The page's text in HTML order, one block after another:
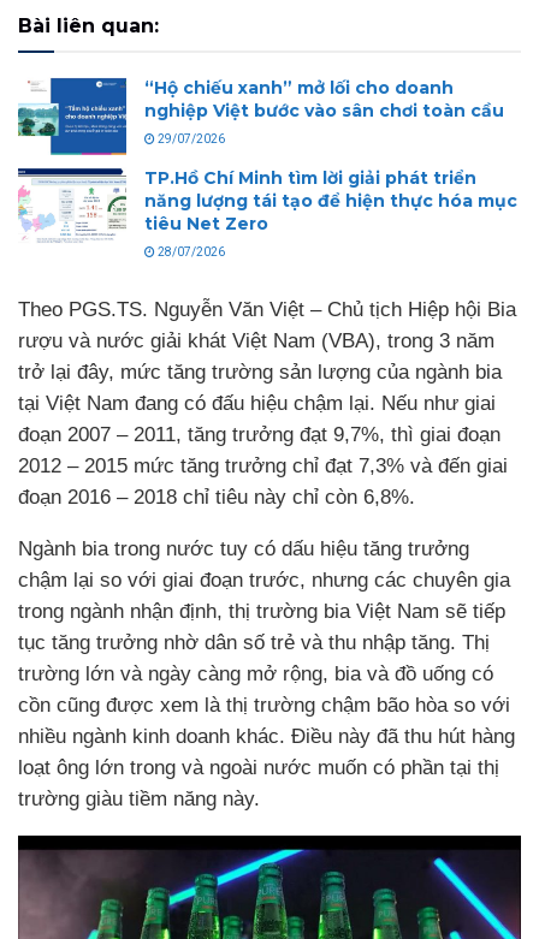
Bài liên quan:
“Hộ chiếu xanh” mở lối cho doanh
nghiệp Việt bước vào sân chơi toàn cầu
29/07/2026
TP.Hồ Chí Minh tìm lời giải phát triển
năng lượng tái tạo để hiện thực hóa mục
tiêu Net Zero
28/07/2026
Theo PGS.TS. Nguyễn Văn Việt – Chủ tịch Hiệp hội Bia
rượu và nước giải khát Việt Nam (VBA), trong 3 năm
trở lại đây, mức tăng trường sản lượng của ngành bia
tại Việt Nam đang có đấu hiệu chậm lại. Nếu như giai
đoạn 2007 – 2011, tăng trưởng đạt 9,7%, thì giai đoạn
2012 – 2015 mức tăng trưởng chỉ đạt 7,3% và đến giai
đoạn 2016 – 2018 chỉ tiêu này chỉ còn 6,8%.
Ngành bia trong nước tuy có dấu hiệu tăng trưởng
chậm lại so với giai đoạn trước, nhưng các chuyên gia
trong ngành nhận định, thị trường bia Việt Nam sẽ tiếp
tục tăng trưởng nhờ dân số trẻ và thu nhập tăng. Thị
trường lớn và ngày càng mở rộng, bia và đồ uống có
cồn cũng được xem là thị trường chậm bão hòa so với
nhiều ngành kinh doanh khác. Điều này đã thu hút hàng
loạt ông lớn trong và ngoài nước muốn có phần tại thị
trường giàu tiềm năng này.